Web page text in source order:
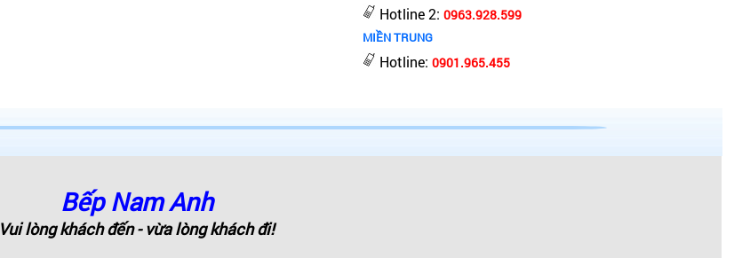
Hotline 2:0963.928.599
MIỀN TRUNG
Hotline:0901.965.455
Bếp Nam Anh
Vui lòng khách đến - vừa lòng khách đi!